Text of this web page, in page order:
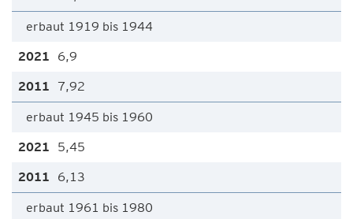
erbaut 1919 bis 1944
6,9
7,92
erbaut 1945 bis 1960
5,45
6,13
erbaut 1961 bis 1980